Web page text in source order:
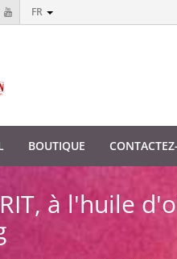
FR
BOUTIQUE
à l'huile